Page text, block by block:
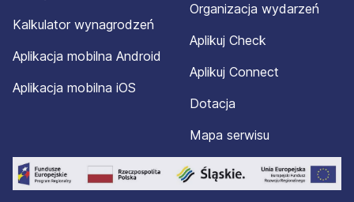
Kalkulator wynagrodzeń
Aplikacja mobilna Android
Aplikacja mobilna iOS
Organizacja wydarzeń
Aplikuj Check
Aplikuj Connect
Dotacja
Mapa serwisu